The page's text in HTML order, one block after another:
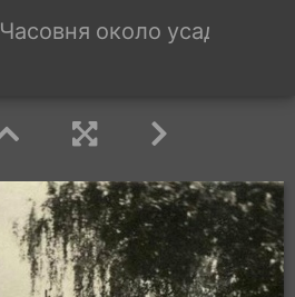
Часовня около усадьбы